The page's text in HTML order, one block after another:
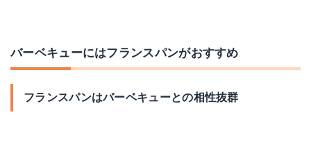
バーベキューにはフランスパンがおすすめ
フランスパンはバーベキューとの相性抜群